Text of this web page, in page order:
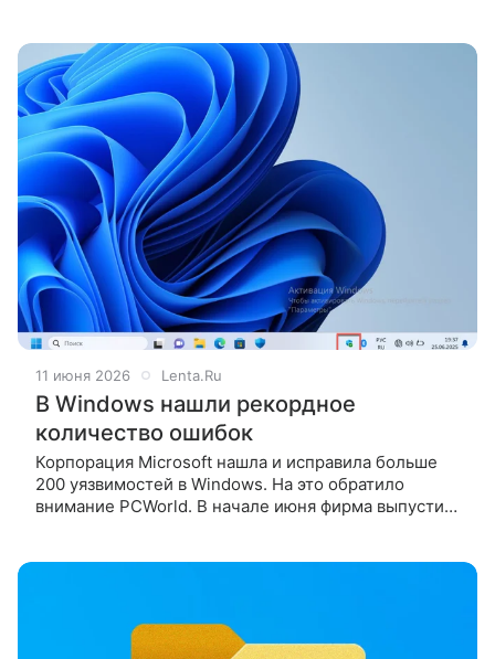
11 июня 2026 Lenta.Ru
В Windows нашли рекордное
количество ошибок
Корпорация Microsoft нашла и исправила больше
200 уязвимостей в Windows. На это обратило
внимание PCWorld. В начале июня фирма выпустила